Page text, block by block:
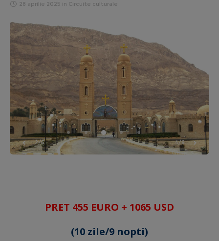
28 aprilie 2025 in Circuite culturale
2/6 4/6
PRET 455 EURO + 1065 USD
(10 zile/9 nopti)